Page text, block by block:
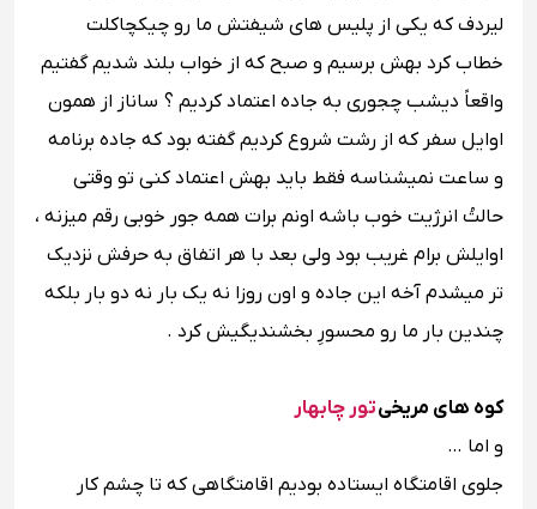
لیردف که یکى از پلیس هاى شیفتش ما رو چیکچاکلت
خطاب کرد بهش برسیم و صبح که از خواب بلند شدیم گفتیم
واقعاً دیشب چجورى به جاده اعتماد کردیم ؟ ساناز از همون
اوایل سفر که از رشت شروع کردیم گفته بود که جاده برنامه
و ساعت نمیشناسه فقط باید بهش اعتماد کنى تو وقتى
حالتُ انرژیت خوب باشه اونم برات همه جور خوبى رقم میزنه ،
اوایلش برام غریب بود ولى بعد با هر اتفاق به حرفش نزدیک
تر میشدم آخه این جاده و اون روزا نه یک بار نه دو بار بلکه
چندین بار ما رو محسورِ بخشندیگیش کرد .
کوه های مریخیتور چابهار
و اما …
جلوى اقامتگاه ایستاده بودیم اقامتگاهى که تا چشم کار